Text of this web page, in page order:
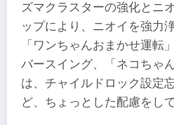
ズマクラスターの強化とニ
ップにより、ニオイを強力
「ワンちゃんおまかせ運転
バースイング、「ネコちゃ
は、チャイルドロック設定
ど、ちょっとした配慮をし